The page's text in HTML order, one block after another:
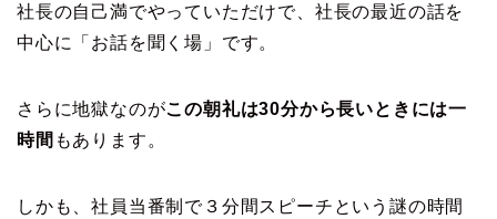
社長の自己満でやっていただけで、社長の最近の話を
中心に「お話を聞く場」です。
さらに地獄なのがこの朝礼は30分から長いときには一
時間 もあります。
しかも、社員当番制で３分間スピーチという謎の時間